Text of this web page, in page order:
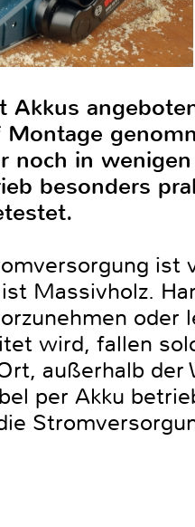
noch in
besonders
ist
Massivholz.
oder
wird, fallen
außerhalb der
per Akku